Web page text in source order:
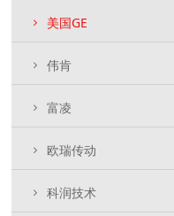
美国GE
伟肯
富凌
欧瑞传动
科润技术